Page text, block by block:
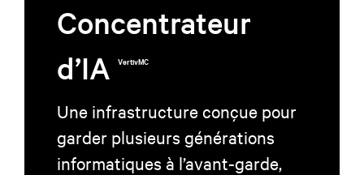
Concentrateur
d’IA
VertivMC
Une infrastructure conçue pour
garder plusieurs générations
informatiques à l’avant-garde,